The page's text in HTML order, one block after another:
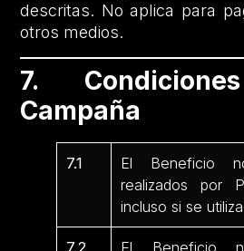
descritas. No aplica para
otros medios.
7.
Campaña
7.1
El Beneficio
realizados por
incluso si se
7.2
El Beneficio